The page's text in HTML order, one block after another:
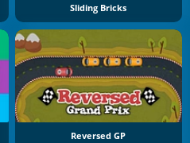
Sliding Bricks
Reversed GP